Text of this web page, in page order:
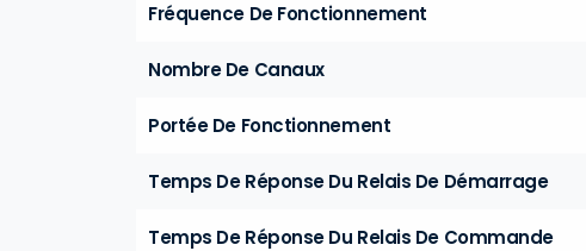
Fréquence De Fonctionnement
Nombre De Canaux
Portée De Fonctionnement
Temps De Réponse Du Relais De Démarrage
Temps De Réponse Du Relais De Commande